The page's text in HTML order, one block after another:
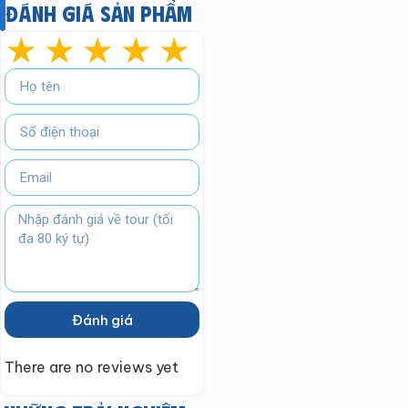
Đánh giá sản phẩm
★
★
★
★
★
Đánh giá
There are no reviews yet